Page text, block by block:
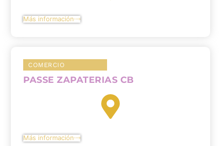
Más información
COMERCIO
PASSE ZAPATERIAS CB
Más información